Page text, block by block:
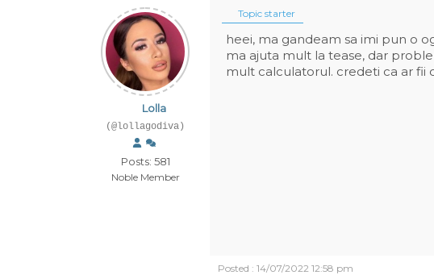
Lolla
(@lollagodiva)
Posts: 581
Noble Member
Topic starter
heei, ma gandeam sa imi pun o
ma ajuta mult la tease, dar
mult calculatorul. credeti ca ar
Posted : 14/07/2022 12:58 pm